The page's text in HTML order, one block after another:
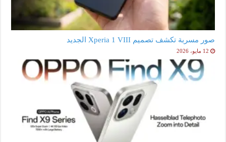
صور مسربة تكشف تصميم Xperia 1 VIII الجديد
12 مايو، 2026